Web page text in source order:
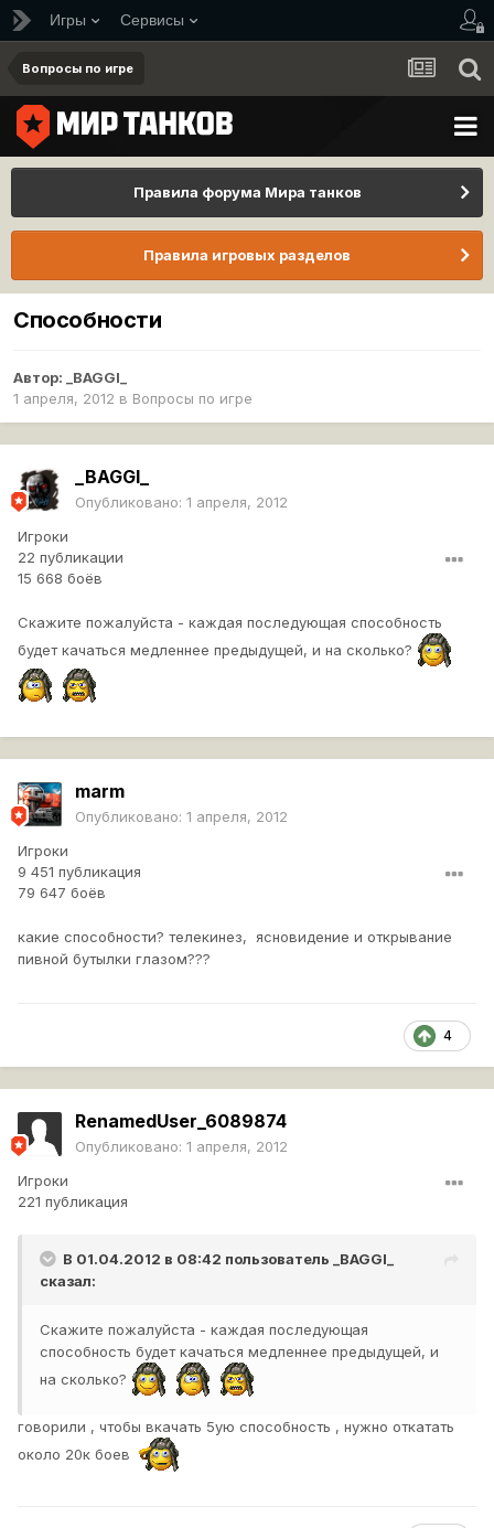
Игры Сервисы
Вопросы по игре
Правила форума Мира танков
Правила игровых разделов
Способности
Автор:
_BAGGI_
1 апреля, 2012 в Вопросы по игре
_BAGGI_
Опубликовано: 1 апреля, 2012
Игроки
22 публикации
15 668 боёв
Скажите пожалуйста - каждая последующая способность
будет качаться медленнее предыдущей, и на сколько?
marm
Опубликовано: 1 апреля, 2012
Игроки
9 451 публикация
79 647 боёв
какие способности? телекинез, ясновидение и открывание
пивной бутылки глазом???
4
RenamedUser_6089874
Опубликовано: 1 апреля, 2012
Игроки
221 публикация
В 01.04.2012 в 08:42 пользователь _BAGGI_
сказал:
Скажите пожалуйста - каждая последующая
способность будет качаться медленнее предыдущей, и
на сколько?
говорили , чтобы вкачать 5ую способность , нужно откатать
около 20к боев